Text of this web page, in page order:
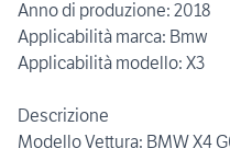
Anno di produzione: 2018
Applicabilità marca: Bmw
Applicabilità modello: X3
Descrizione
Modello Vettura: BMW X4